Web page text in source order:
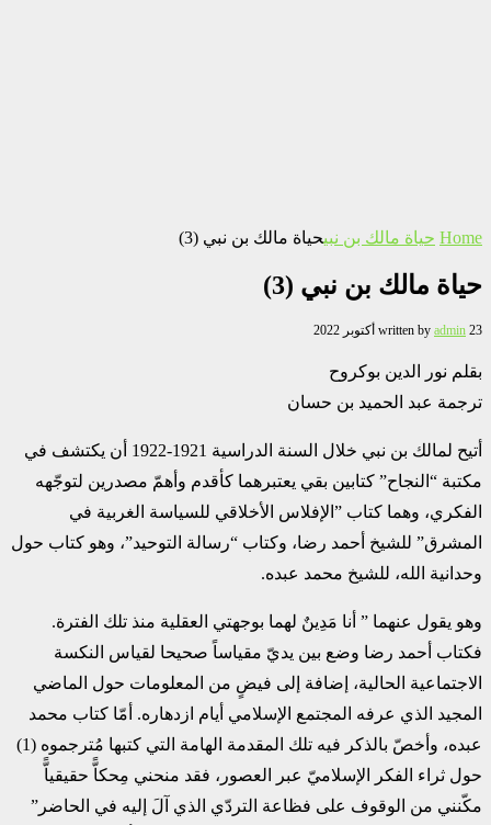
Home حياة مالك بن نبيحياة مالك بن نبي (3)‏
حياة مالك بن نبي (3)‏
written by admin 23 أكتوبر 2022
بقلم نور الدين بوكروح
ترجمة عبد الحميد بن حسان
أتيح لمالك بن نبي خلال السنة الدراسية 1921-1922 أن يكتشف في
مكتبة “النجاح”‏‎ ‎كتابين بقي ‏يعتبرهما كأقدم وأهمّ مصدرين لتوجّهه
الفكري، وهما كتاب‎ ‎‏”الإفلاس الأخلاقي للسياسة الغربية في
‏المشرق” للشيخ أحمد رضا، وكتاب “رسالة التوحيد”، وهو كتاب حول
وحدانية الله، للشيخ محمد عبده. ‏
وهو يقول عنهما ” أنا مَدِينٌ لهما بوجهتي العقلية منذ تلك الفترة.
فكتاب أحمد رضا وضع بين يديّ ‏مقياساً صحيحا لقياس النكسة
الاجتماعية الحالية، إضافة إلى فيضٍ من المعلومات حول الماضي
المجيد ‏الذي عرفه المجتمع الإسلامي أيام ازدهاره. أمّا كتاب محمد
‎حول ثراء الفكر الإسلاميّ عبر العصور، فقد منحني مِحكاًّ حقيقياًّ
مكّنني من ‏الوقوف على فظاعة التردّي الذي آلَ إليه في الحاضر”